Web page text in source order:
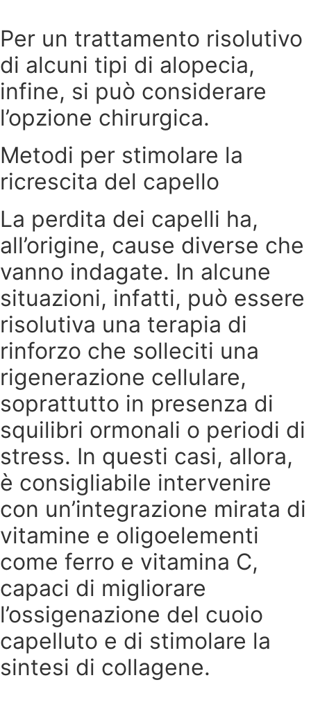
Per un trattamento risolutivo
di alcuni tipi di alopecia,
infine, si può considerare
l’opzione chirurgica.
Metodi per stimolare la
ricrescita del capello
La perdita dei capelli ha,
all’origine, cause diverse che
vanno indagate. In alcune
situazioni, infatti, può essere
risolutiva una terapia di
rinforzo che solleciti una
rigenerazione cellulare,
soprattutto in presenza di
squilibri ormonali o periodi di
stress. In questi casi, allora,
è consigliabile intervenire
con un’integrazione mirata di
vitamine e oligoelementi
come ferro e vitamina C,
capaci di migliorare
l’ossigenazione del cuoio
capelluto e di stimolare la
sintesi di collagene.